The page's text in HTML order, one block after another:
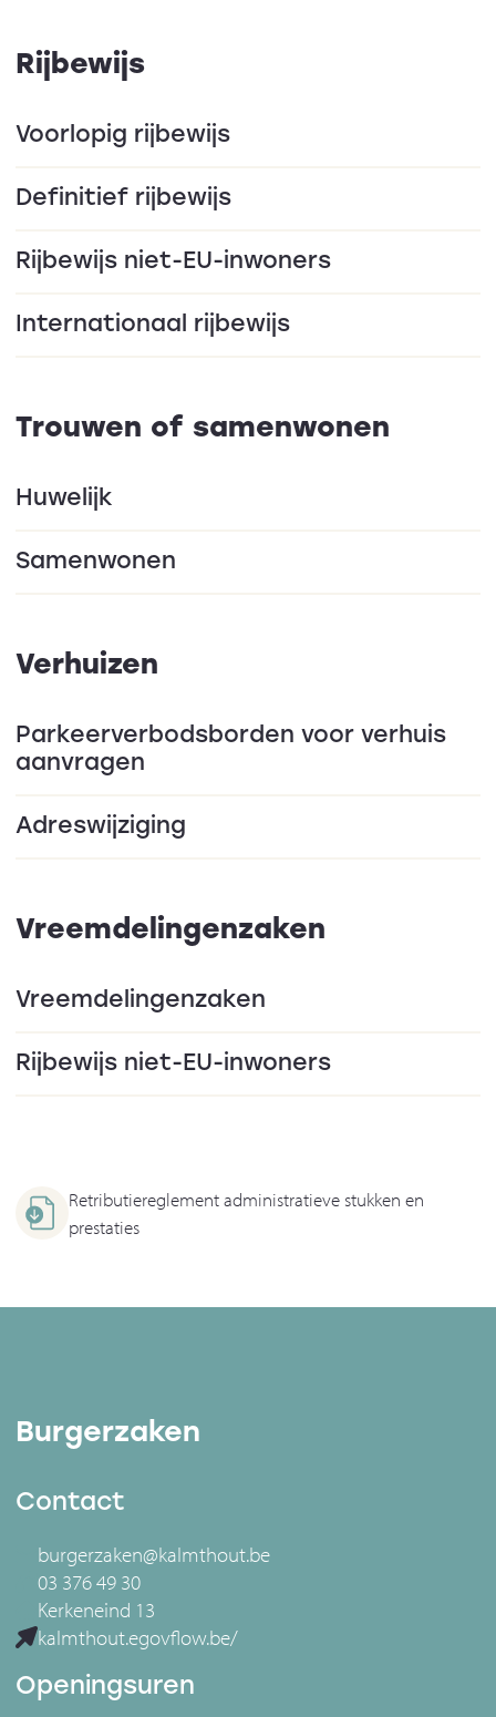
Rijbewijs
Voorlopig rijbewijs
Definitief rijbewijs
Rijbewijs niet-EU-inwoners
Internationaal rijbewijs
Trouwen of samenwonen
Huwelijk
Samenwonen
Verhuizen
Parkeerverbodsborden voor verhuis
aanvragen
Adreswijziging
Vreemdelingenzaken
Vreemdelingenzaken
Rijbewijs niet-EU-inwoners
Retributiereglement administratieve stukken en
prestaties
Burgerzaken
Contact
burgerzaken@kalmthout.be
03 376 49 30
Kerkeneind 13
kalmthout.egovflow.be/
Openingsuren